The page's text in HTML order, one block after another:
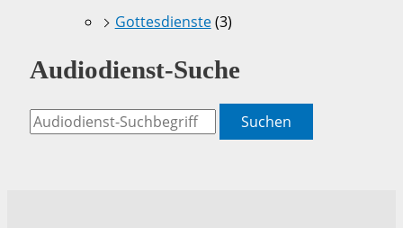
Gottesdienste(3)
Audiodienst-Suche
Suchen